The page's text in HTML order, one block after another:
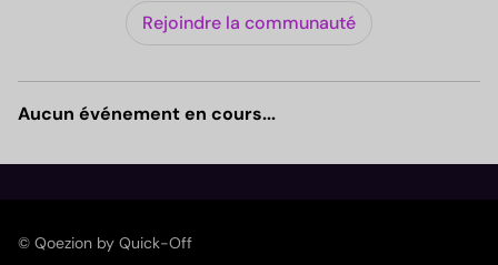
Rejoindre la communauté
Aucun événement en cours...
© Qoezion by Quick-Off